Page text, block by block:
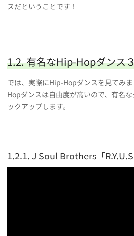
スだということです！
1.2. 有名なHip-Hopダンス
では、実際にHip-Hopダンスを見てみ
Hopダンスは自由度が高いので、有名
ックアップします。
1.2.1. J Soul Brothers「